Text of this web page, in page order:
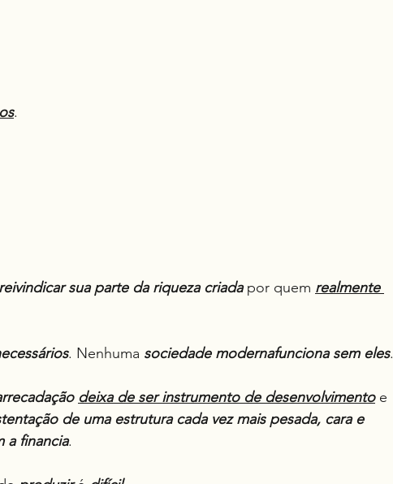
.
reivindicar sua parte da riqueza criada por quem realmente
. Nenhuma sociedade modernafunciona sem eles.
deixa de ser instrumento de desenvolvimento e
de uma estrutura cada vez mais pesada, cara e
a financia.